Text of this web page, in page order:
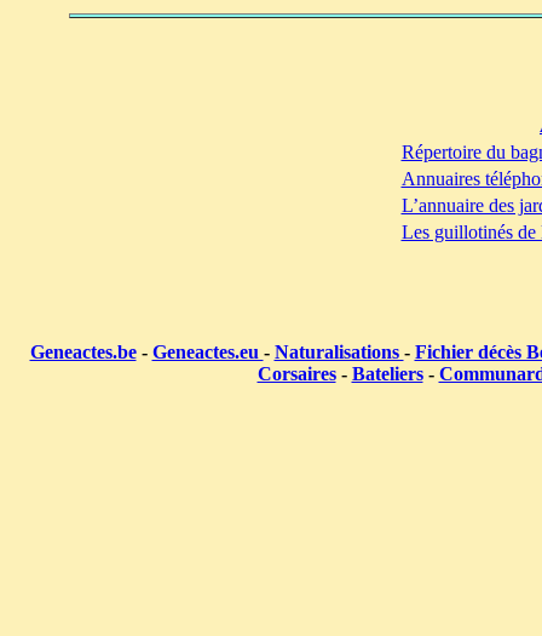
Répertoire du
Annuaires
L’annuaire des
Les guillotinés de
Geneactes.be- Geneactes.eu - Naturalisations - Fichier décès
Corsaires- Bateliers-